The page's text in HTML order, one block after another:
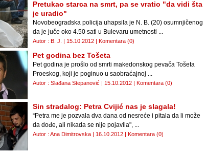
Pretukao starca na smrt, pa se vratio "da vidi šta
je uradio"
Novobeogradska policija uhapsila je N. B. (20) osumnjičenog
da je juče oko 4.50 sati u Bulevaru umetnosti ...
Autor : B. J. | 15.10.2012 | Komentara (0)
Pet godina bez Tošeta
Pet godina je prošlo od smrti makedonskog pevača Tošeta
Proeskog, koji je poginuo u saobraćajnoj ...
Autor : Slađana Stepanović | 15.10.2012 | Komentara (0)
Sin stradalog: Petra Cvijić nas je slagala!
“Petra me je pozvala dva dana od nesreće i pitala da li može
da dođe, ali nikada se nije pojavila", ...
Autor : Ana Dimitrovska | 16.10.2012 | Komentara (0)